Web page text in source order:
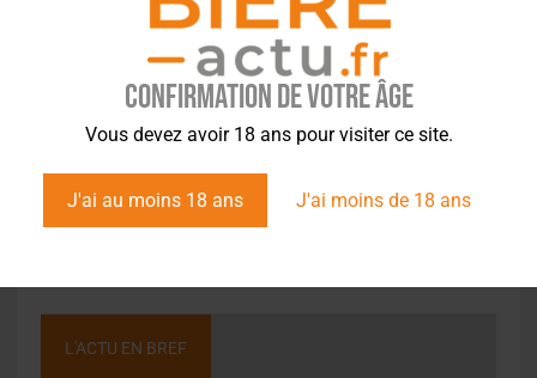
Confirmation de votre âge
Vous devez avoir 18 ans pour visiter ce site.
J'ai au moins 18 ans J'ai moins de 18 ans
L'ACTU EN BREF